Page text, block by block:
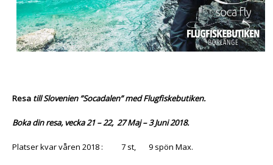
Resa till Slovenien ”Socadalen” med Flugfiskebutiken.
Boka din resa, vecka 21 – 22, 27 Maj – 3 Juni 2018.
Platser kvar våren 2018 : 7 st, 9 spön Max.